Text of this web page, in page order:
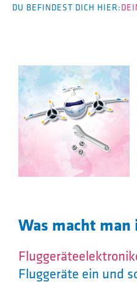
DU BEFINDEST DICH HIER:
Was macht
Fluggeräte ein und